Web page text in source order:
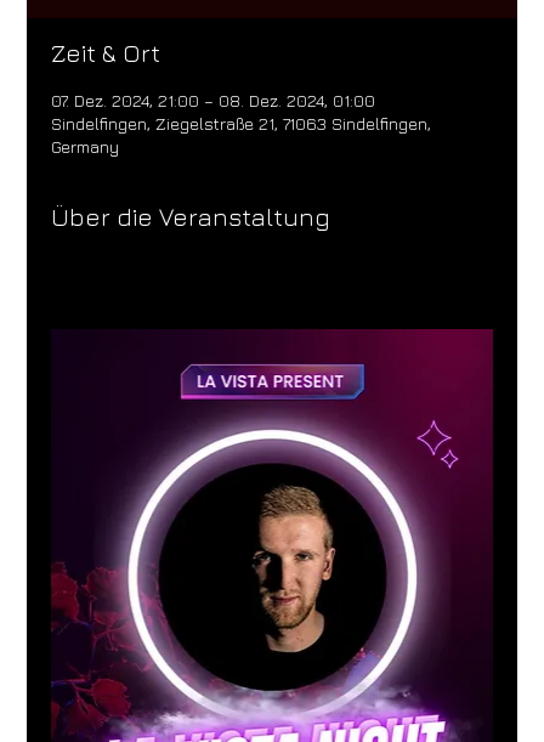
Zeit & Ort
07. Dez. 2024, 21:00 – 08. Dez. 2024, 01:00
Sindelfingen, Ziegelstraße 21, 71063 Sindelfingen,
Germany
Über die Veranstaltung